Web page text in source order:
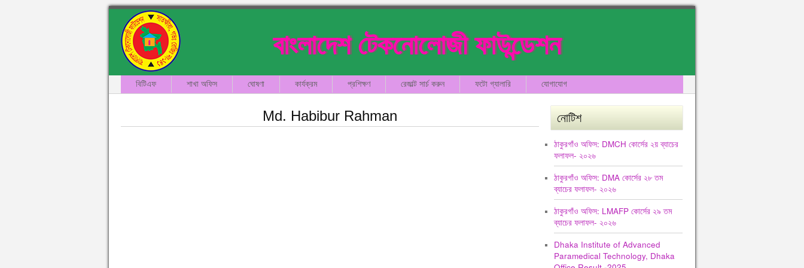
বাংলাদেশ টেকনোলোজী ফাউন্ডেশন
বিটিএফ শাখা অফিস ঘোষণা কার্যক্রম প্রশিক্ষণ রেজাল্ট সার্চ করুন ফটো গ্যালারি যোগাযোগ
Md. Habibur Rahman নোটিশ
ঠাকুরগাঁও অফিস: DMCH কোর্সের ২য় ব্যাচের
ফলাফল- ২০২৬
ঠাকুরগাঁও অফিস: DMA কোর্সের ২৮ তম
ব্যাচের ফলাফল- ২০২৬
ঠাকুরগাঁও অফিস: LMAFP কোর্সের ২৯ তম
ব্যাচের ফলাফল- ২০২৬
Dhaka Institute of Advanced
Paramedical Technology, Dhaka